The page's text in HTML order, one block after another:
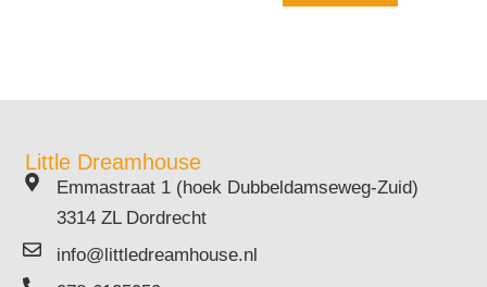
Little Dreamhouse
Emmastraat 1 (hoek Dubbeldamseweg-Zuid)
3314 ZL Dordrecht
info@littledreamhouse.nl